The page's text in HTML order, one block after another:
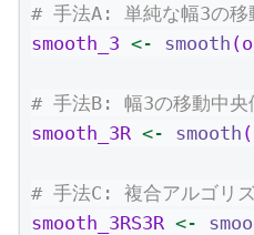
# 手法A: 単純な幅3の
smooth_3 <- smooth
# 手法B: 幅3の移動中央
smooth_3R <- smooth
# 手法C: 複合アルゴリ
smooth_3RS3R <-